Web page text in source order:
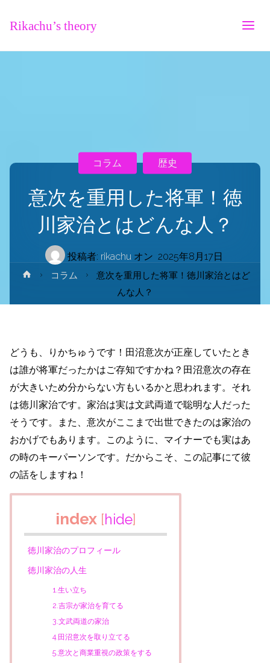
Rikachu’s theory
意次を重用した将軍！徳
川家治とはどんな人？
投稿者: rikachu オン 2025年8月17日
コラム 歴史
ホ
ム
コラム
意次を重用した将軍！徳川家治とはど
んな人？
どうも、りかちゅうです！田沼意次が正座していたとき
は誰が将軍だったかはご存知ですかね？田沼意次の存在
が大きいため分からない方もいるかと思われます。それ
は徳川家治です。家治は実は文武両道で聡明な人だった
そうです。また、意次がここまで出世できたのは家治の
おかげでもあります。このように、マイナーでも実はあ
の時のキーパーソンです。だからこそ、この記事にて彼
の話をしますね！
index [hide]
徳川家治のプロフィール
徳川家治の人生
1.生い立ち
2.吉宗が家治を育てる
3.文武両道の家治
4.田沼意次を取り立てる
5.意次と商業重視の政策をする